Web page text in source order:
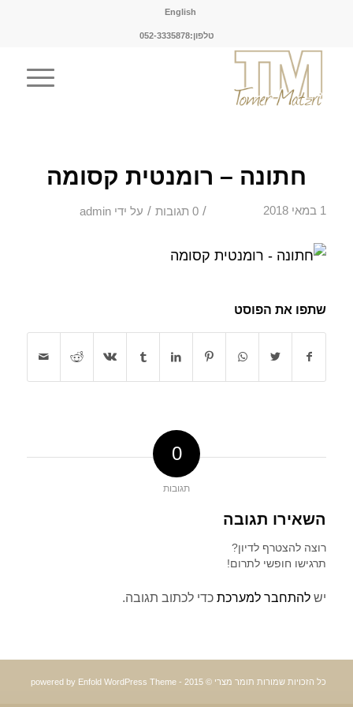
English
טלפון:052-3335878
חתונה – רומנטית קסומה
1 במאי 2018 / 0 תגובות / על ידי admin
שתפו את הפוסט
0
תגובות
השאירו תגובה
רוצה להצטרף לדיון?
תרגישו חופשי לתרום!
יש להתחבר למערכתכדי לכתוב תגובה.
כל הזכויות שמורות תומר מצרי © 2015 - powered by Enfold WordPress Theme